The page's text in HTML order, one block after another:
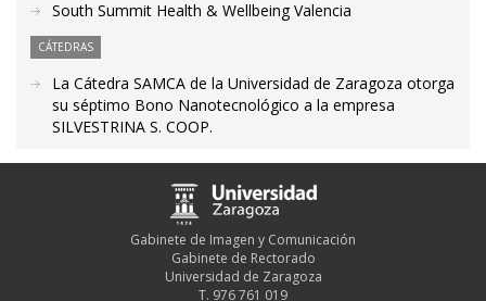
South Summit Health & Wellbeing Valencia
CÁTEDRAS
La Cátedra SAMCA de la Universidad de Zaragoza otorga
su séptimo Bono Nanotecnológico a la empresa
SILVESTRINA S. COOP.
Gabinete de Imagen y Comunicación
Gabinete de Rectorado
Universidad de Zaragoza
T. 976 761 019